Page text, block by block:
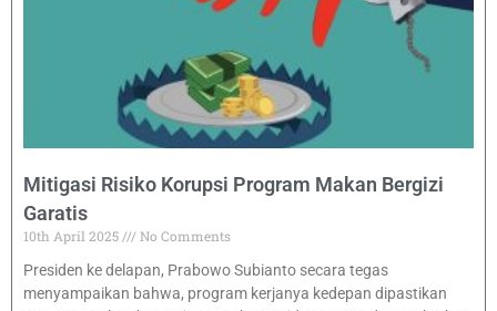
Mitigasi Risiko Korupsi Program Makan Bergizi
Garatis
10th April 2025
No Comments
Presiden ke delapan, Prabowo Subianto secara tegas
menyampaikan bahwa, program kerjanya kedepan dipastikan